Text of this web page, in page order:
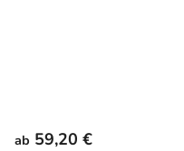
ab 59,20 €